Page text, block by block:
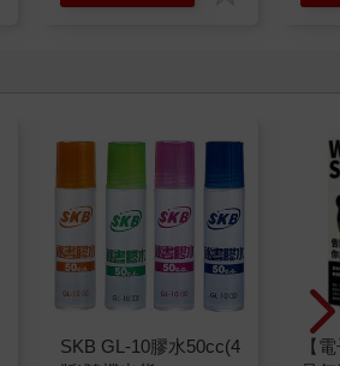
SKB GL-10膠水50cc(4
【